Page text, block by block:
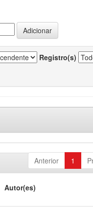
Registro(s)
Anterior 1
Autor(es)